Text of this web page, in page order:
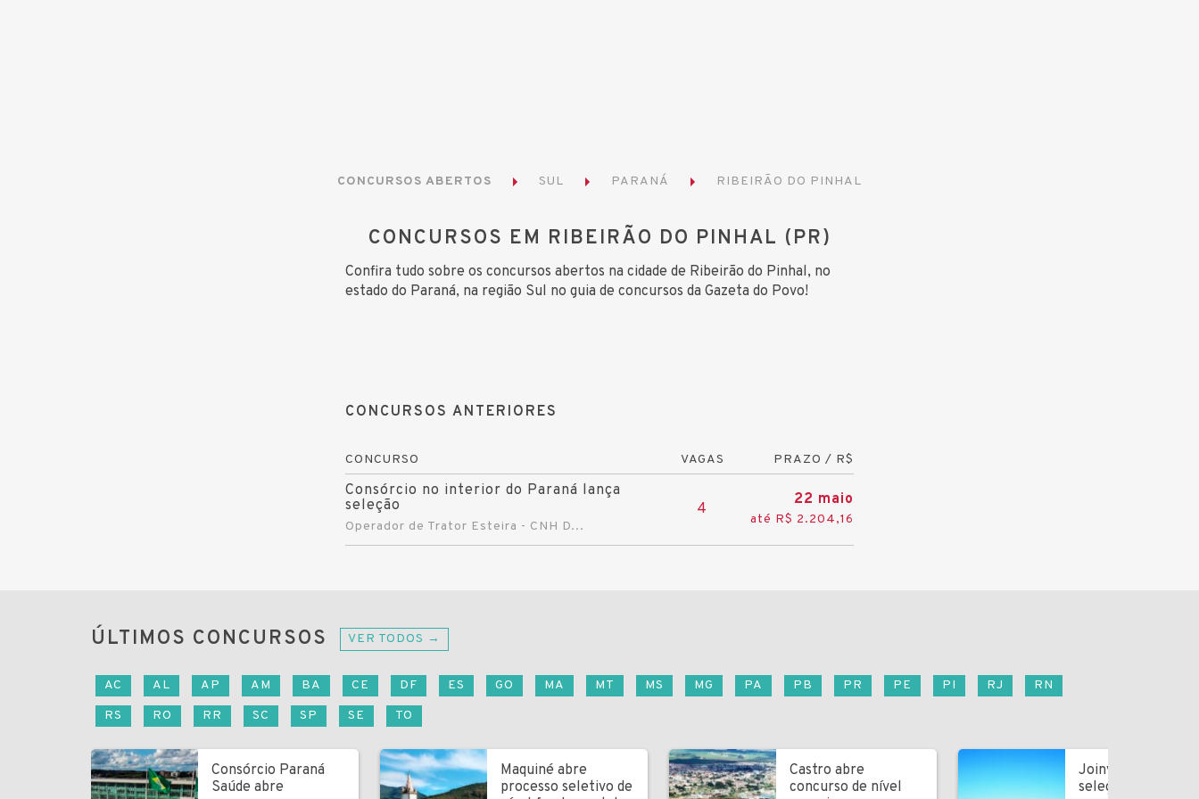
CONCURSOS ABERTOS SUL PARANÁ RIBEIRÃO DO PINHAL
CONCURSOS EM RIBEIRÃO DO PINHAL (PR)
Confira tudo sobre os concursos abertos na cidade de Ribeirão do Pinhal, no
estado do Paraná, na região Sul no guia de concursos da Gazeta do Povo!
CONCURSOS ANTERIORES
CONCURSO VAGAS PRAZO / R$
Consórcio no interior do Paraná lança
seleção
Operador de Trator Esteira - CNH D...
4
22 maio
até R$ 2.204,16
ÚLTIMOS CONCURSOS VER TODOS →
AC AL AP AM BA CE DF ES GO MA MT MS MG PA PB PR PE PI RJ
RN
RS
RO RR SC SP SE TO
Consórcio Paraná
Saúde abre
Maquiné abre
processo seletivo de
Castro abre
concurso de nível
Joinville abre
seleção para